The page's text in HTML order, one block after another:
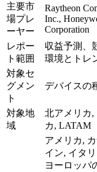
主要市
場プレ
ーヤー
Raytheon
Inc.,
Corporation
レポー
ト範囲
収益予測、
環境とトレ
対象セ
グメン
ト
デバイスの
対象地
域
北アメリカ,
カ, LATAM
アメリカ,
イン, イタ
ヨーロッパ